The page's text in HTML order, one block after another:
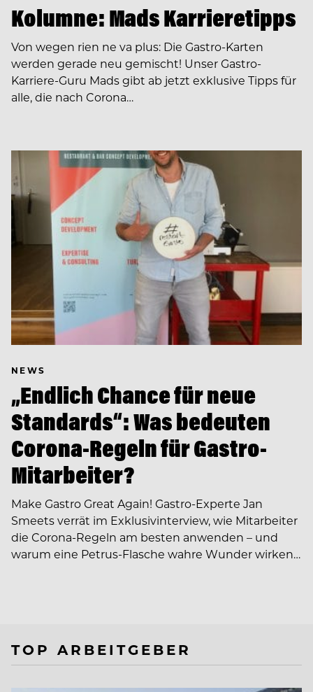
Kolumne: Mads Karrieretipps
Von wegen rien ne va plus: Die Gastro-Karten
werden gerade neu gemischt! Unser Gastro-
Karriere-Guru Mads gibt ab jetzt exklusive Tipps für
alle, die nach Corona…
NEWS
„Endlich Chance für neue
Standards“: Was bedeuten
Corona-Regeln für Gastro-
Mitarbeiter?
Make Gastro Great Again! Gastro-Experte Jan
Smeets verrät im Exklusivinterview, wie Mitarbeiter
die Corona-Regeln am besten anwenden – und
warum eine Petrus-Flasche wahre Wunder wirken…
TOP ARBEITGEBER